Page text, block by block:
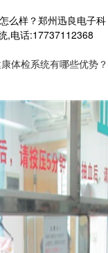
么样？郑州迅良电子科
,电话:17737112368
体检系统有哪些优势？